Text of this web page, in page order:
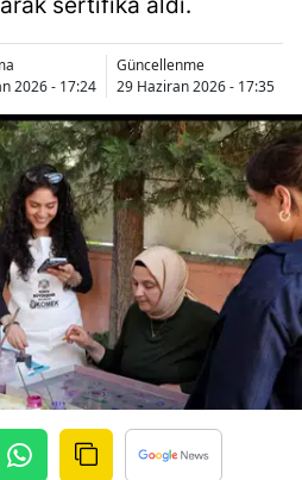
Bitlis
Bolu
Bursa
Çanakkale
Çankırı
Çorum
Denizli
Diyarbakır
Edirne
2026 - 17:24
Güncellenme
29 Haziran 2026 - 17:35